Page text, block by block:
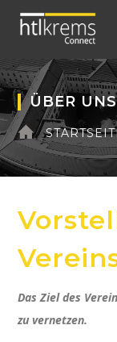
ÜBER UNS
Das Ziel des
zu vernetzen.